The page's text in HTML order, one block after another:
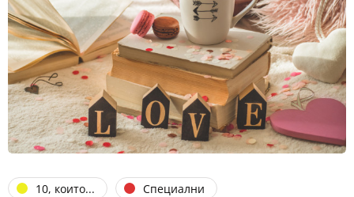
10, които... Специални